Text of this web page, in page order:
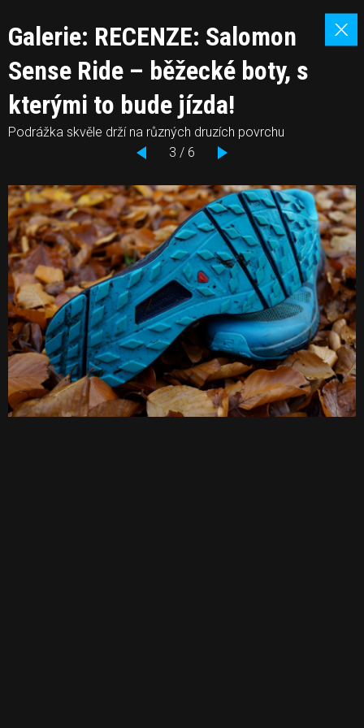
Galerie: RECENZE: Salomon
Sense Ride – běžecké boty, s
kterými to bude jízda!
Podrážka skvěle drží na různých druzích povrchu
3 / 6